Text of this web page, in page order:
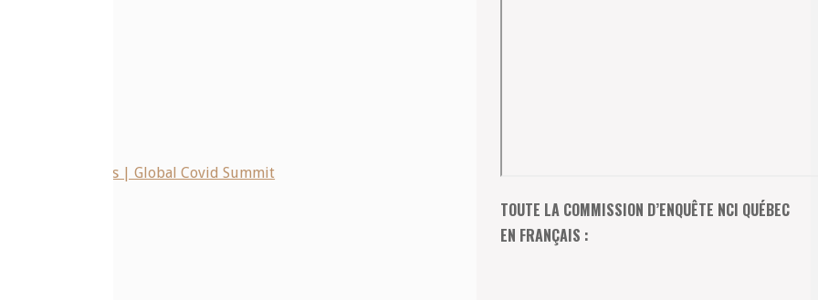
mRNA Vaccines | Global Covid Summit
TOUTE LA COMMISSION D’ENQUÊTE NCI QUÉBEC
EN FRANÇAIS :